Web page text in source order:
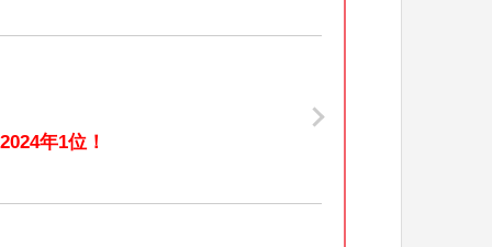
2024年1位！